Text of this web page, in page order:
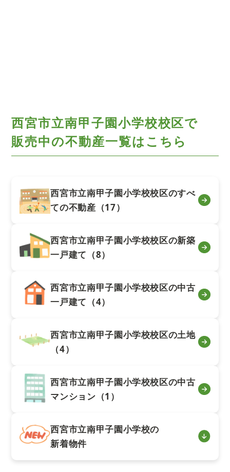
西宮市立南甲子園小学校校区で
販売中の不動産一覧はこちら
西宮市立南甲子園小学校校区のすべ
ての不動産（17）
西宮市立南甲子園小学校校区の新築
一戸建て（8）
西宮市立南甲子園小学校校区の中古
一戸建て（4）
西宮市立南甲子園小学校校区の土地
（4）
西宮市立南甲子園小学校校区の中古
マンション（1）
西宮市立南甲子園小学校の
新着物件